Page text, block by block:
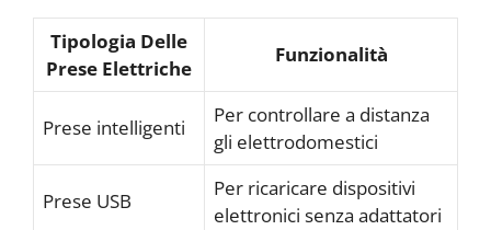
Tipologia Delle
Prese Elettriche
Funzionalità
Prese intelligenti
Per controllare a distanza
gli elettrodomestici
Prese USB
Per ricaricare dispositivi
elettronici senza adattatori